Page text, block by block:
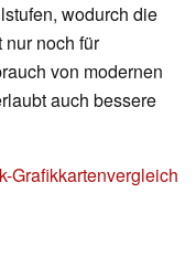
wodurch die
noch für
von modernen
auch bessere
Grafikkartenvergleich